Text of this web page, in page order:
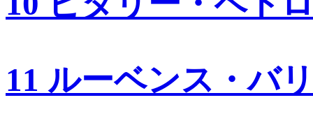
11 ルーベンス・バ